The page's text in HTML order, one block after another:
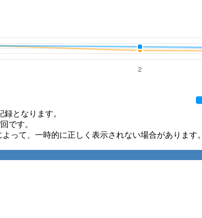
となります。
です。
って、一時的に正しく表示されない場合があります。